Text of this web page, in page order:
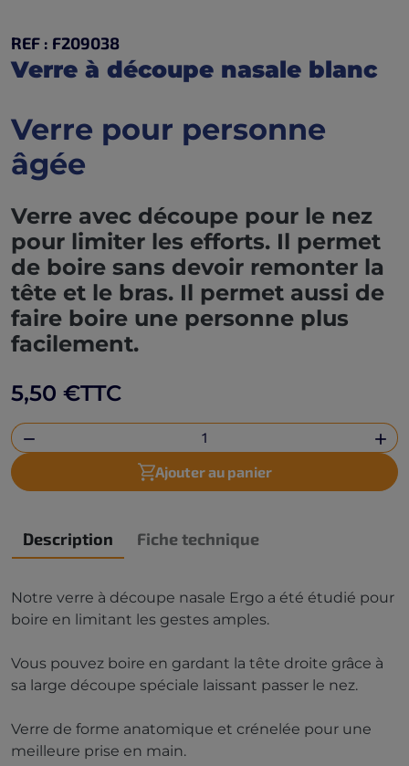
REF : F209038
Verre à découpe nasale blanc
Verre pour personne
âgée
Verre avec découpe pour le nez
pour limiter les efforts. Il permet
de boire sans devoir remonter la
tête et le bras. Il permet aussi de
faire boire une personne plus
facilement.
5,50 €TTC
 
Ajouter au panier
Description Fiche technique
Notre verre à découpe nasale Ergo a été étudié pour
boire en limitant les gestes amples.
Vous pouvez boire en gardant la tête droite grâce à
sa large découpe spéciale laissant passer le nez.
Verre de forme anatomique et crénelée pour une
meilleure prise en main.